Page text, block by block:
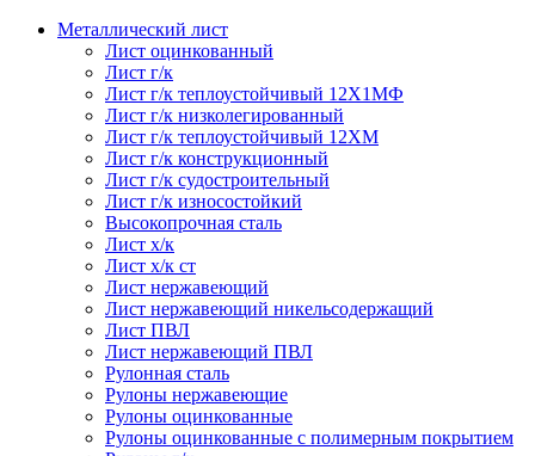
Металлический лист
Лист оцинкованный
Лист г/к
Лист г/к теплоустойчивый 12Х1МФ
Лист г/к низколегированный
Лист г/к теплоустойчивый 12ХМ
Лист г/к конструкционный
Лист г/к судостроительный
Лист г/к износостойкий
Высокопрочная сталь
Лист х/к
Лист х/к ст
Лист нержавеющий
Лист нержавеющий никельсодержащий
Лист ПВЛ
Лист нержавеющий ПВЛ
Рулонная сталь
Рулоны нержавеющие
Рулоны оцинкованные
Рулоны оцинкованные с полимерным покрытием